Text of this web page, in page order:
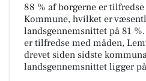
88 % af borgerne er
Kommune, hvilket er
landsgennemsnittet på 81
er tilfredse med måden,
drevet siden sidste
landsgennemsnittet ligger